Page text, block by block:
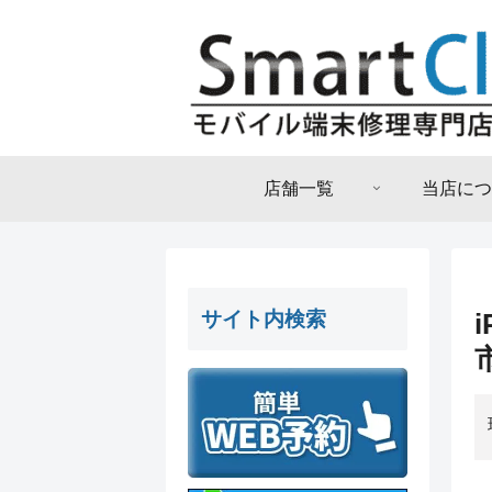
店舗一覧 当店に
サイト内検索